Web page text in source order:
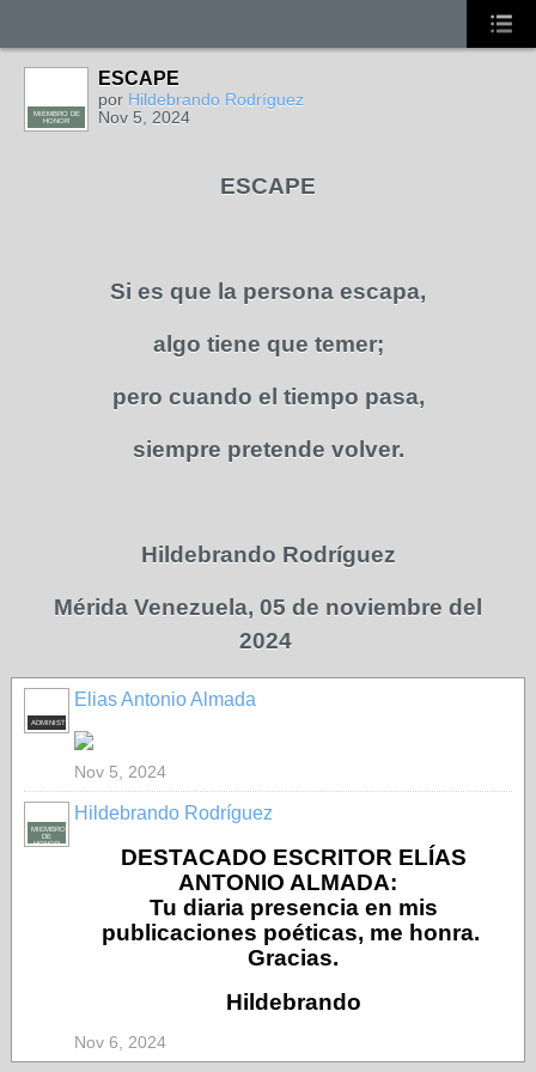
MIEMBRO DE
HONOR
ESCAPE
por Hildebrando Rodríguez
Nov 5, 2024
ESCAPE
Si es que la persona escapa,
algo tiene que temer;
pero cuando el tiempo pasa,
siempre pretende volver.
Hildebrando Rodríguez
Mérida Venezuela, 05 de noviembre del
2024
ADMINISTRADOR
Elias Antonio Almada
Nov 5, 2024
MIEMBRO
DE
HONOR
Hildebrando Rodríguez
DESTACADO ESCRITOR ELÍAS
ANTONIO ALMADA:
Tu diaria presencia en mis
publicaciones poéticas, me honra.
Gracias.
Hildebrando
Nov 6, 2024